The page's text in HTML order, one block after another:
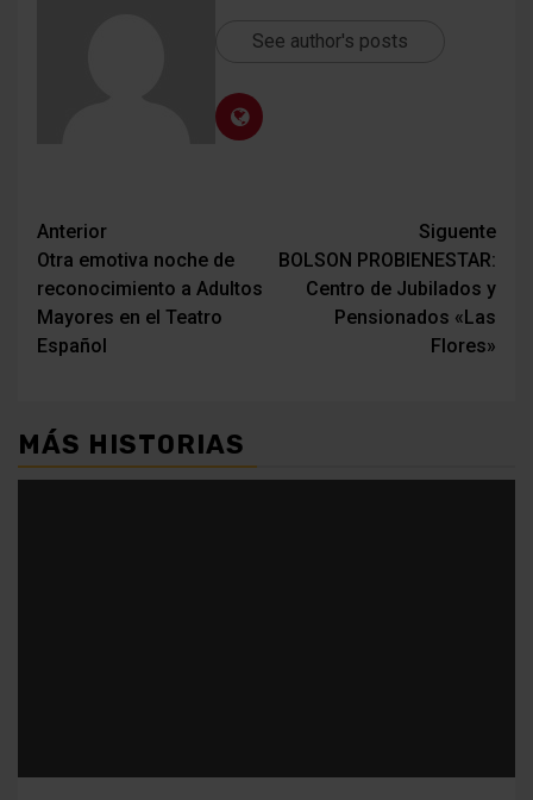
See author's posts
Navegación
de
entradas
Anterior
Otra emotiva noche de
reconocimiento a Adultos
Mayores en el Teatro
Español
Siguente
BOLSON PROBIENESTAR:
Centro de Jubilados y
Pensionados «Las
Flores»
MÁS HISTORIAS